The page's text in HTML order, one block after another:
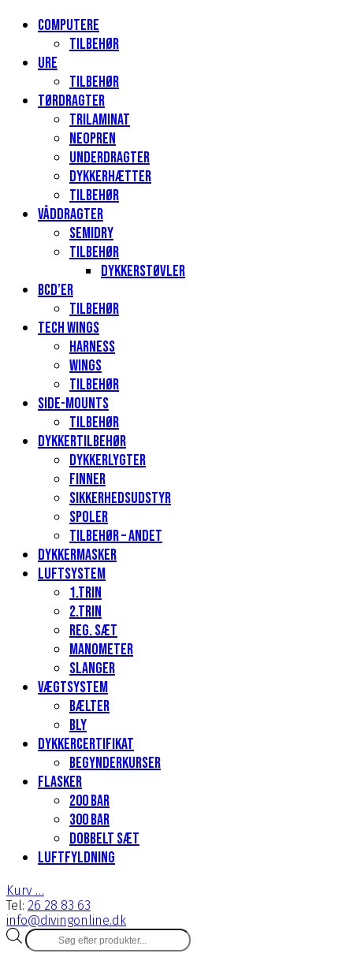
Computere
Tilbehør
Ure
Tilbehør
Tørdragter
Trilaminat
Neopren
Underdragter
Dykkerhætter
Tilbehør
Våddragter
Semidry
Tilbehør
Dykkerstøvler
BCD’er
Tilbehør
Tech Wings
Harness
Wings
Tilbehør
Side-mounts
Tilbehør
Dykkertilbehør
Dykkerlygter
Finner
Sikkerhedsudstyr
Spoler
Tilbehør – andet
Dykkermasker
Luftsystem
1.Trin
2.Trin
Reg. sæt
Manometer
Slanger
Vægtsystem
Bælter
Bly
Dykkercertifikat
Begynderkurser
Flasker
200 Bar
300 bar
Dobbelt sæt
Luftfyldning
Kurv …
Tel: 26 28 83 63
info@divingonline.dk
Products
search